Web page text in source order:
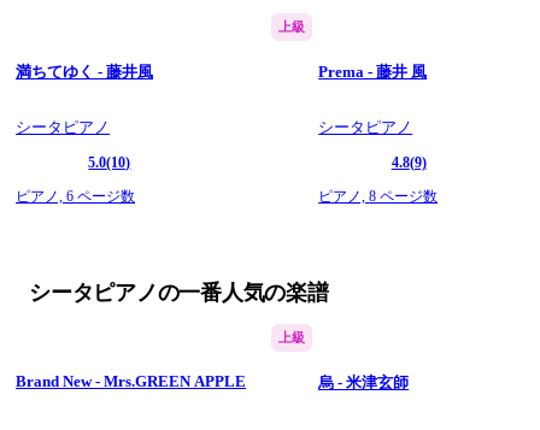
上級
満ちてゆく - 藤井風
シータピアノ
5.0(10)
ピアノ, 6 ページ数
Prema - 藤井 風
シータピアノ
4.8(9)
ピアノ,8 ページ数
シータピアノの一番人気の楽譜
上級
Brand New - Mrs.GREEN APPLE 烏 - 米津玄師